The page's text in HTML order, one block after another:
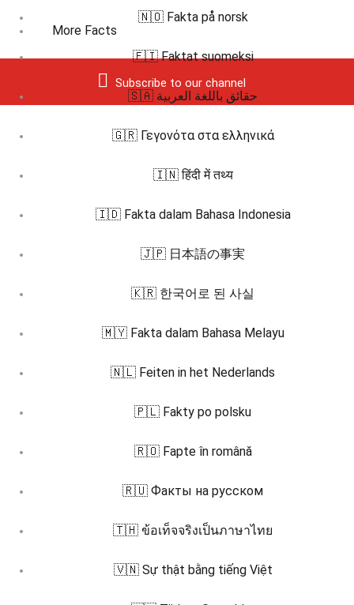
More Facts
Subscribe to our channel
🇳🇴 Fakta på norsk
🇫🇮 Faktat suomeksi
🇸🇦 حقائق باللغة العربية
🇬🇷 Γεγονότα στα ελληνικά
🇮🇳 हिंदी में तथ्य
🇮🇩 Fakta dalam Bahasa Indonesia
🇯🇵 日本語の事実
🇰🇷 한국어로 된 사실
🇲🇾 Fakta dalam Bahasa Melayu
🇳🇱 Feiten in het Nederlands
🇵🇱 Fakty po polsku
🇷🇴 Fapte în română
🇷🇺 Факты на русском
🇹🇭 ข้อเท็จจริงเป็นภาษาไทย
🇻🇳 Sự thật bằng tiếng Việt